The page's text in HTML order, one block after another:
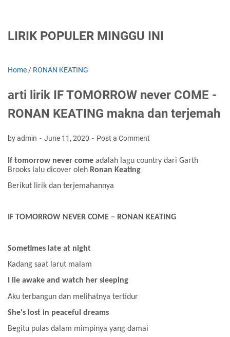
LIRIK POPULER MINGGU INI
Home / RONAN KEATING
arti lirik IF TOMORROW never COME -
RONAN KEATING makna dan terjemah
by admin June 11, 2020 Post a Comment
If tomorrow never come adalah lagu country dari Garth
Brooks lalu dicover oleh Ronan Keating
Berikut lirik dan terjemahannya
IF TOMORROW NEVER COME – RONAN KEATING
Sometimes late at night
Kadang saat larut malam
I lie awake and watch her sleeping
Aku terbangun dan melihatnya tertidur
She's lost in peaceful dreams
Begitu pulas dalam mimpinya yang damai